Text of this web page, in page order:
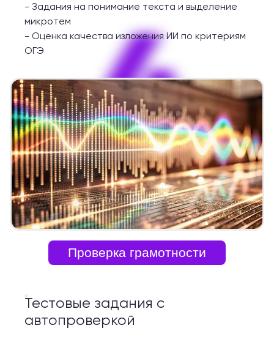
4
- Задания на понимание текста и выделение
микротем
- Оценка качества изложения ИИ по критериям
ОГЭ
Проверка грамотности
Тестовые задания с
автопроверкой